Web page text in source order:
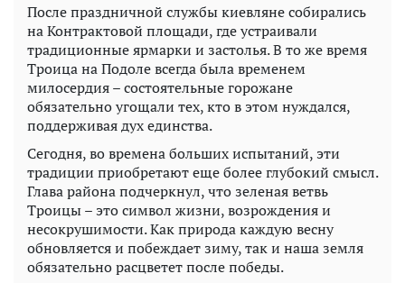
После праздничной службы киевляне собирались
на Контрактовой площади, где устраивали
традиционные ярмарки и застолья. В то же время
Троица на Подоле всегда была временем
милосердия – состоятельные горожане
обязательно угощали тех, кто в этом нуждался,
поддерживая дух единства.
Сегодня, во времена больших испытаний, эти
традиции приобретают еще более глубокий смысл.
Глава района подчеркнул, что зеленая ветвь
Троицы – это символ жизни, возрождения и
несокрушимости. Как природа каждую весну
обновляется и побеждает зиму, так и наша земля
обязательно расцветет после победы.